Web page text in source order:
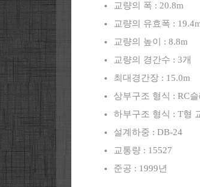
교량의 폭 : 20.8m
교량의 유효폭 :
교량의 높이 : 8.8m
교량의 경간수 : 3개
최대경간장 : 15.0m
상부구조 형식 : RC
하부구조 형식 : T형
설계하중 : DB-24
교통량 : 15527
준공 : 1999년